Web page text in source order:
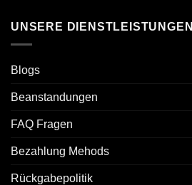
UNSERE DIENSTLEISTUNGEN
Blogs
Beanstandungen
FAQ Fragen
Bezahlung Mehods
Rückgabepolitik